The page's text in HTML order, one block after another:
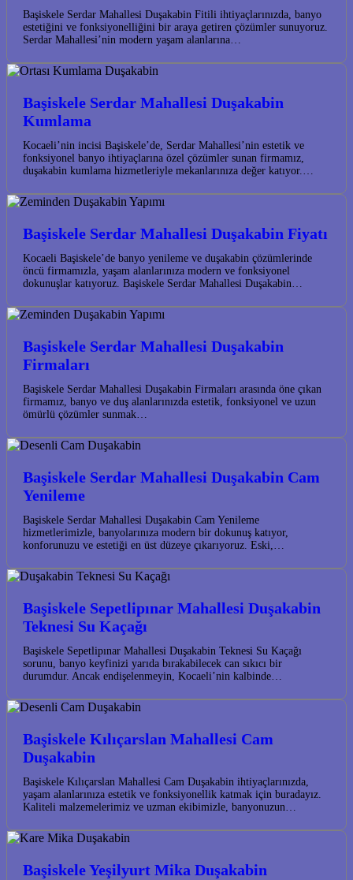
Başiskele Serdar Mahallesi Duşakabin Fitili ihtiyaçlarınızda, banyo
estetiğini ve fonksiyonelliğini bir araya getiren çözümler sunuyoruz.
Serdar Mahallesi’nin modern yaşam alanlarına…
Başiskele Serdar Mahallesi Duşakabin
Kumlama
Kocaeli’nin incisi Başiskele’de, Serdar Mahallesi’nin estetik ve
fonksiyonel banyo ihtiyaçlarına özel çözümler sunan firmamız,
duşakabin kumlama hizmetleriyle mekanlarınıza değer katıyor.…
Başiskele Serdar Mahallesi Duşakabin Fiyatı
Kocaeli Başiskele’de banyo yenileme ve duşakabin çözümlerinde
öncü firmamızla, yaşam alanlarınıza modern ve fonksiyonel
dokunuşlar katıyoruz. Başiskele Serdar Mahallesi Duşakabin…
Başiskele Serdar Mahallesi Duşakabin
Firmaları
Başiskele Serdar Mahallesi Duşakabin Firmaları arasında öne çıkan
firmamız, banyo ve duş alanlarınızda estetik, fonksiyonel ve uzun
ömürlü çözümler sunmak…
Başiskele Serdar Mahallesi Duşakabin Cam
Yenileme
Başiskele Serdar Mahallesi Duşakabin Cam Yenileme
hizmetlerimizle, banyolarınıza modern bir dokunuş katıyor,
konforunuzu ve estetiği en üst düzeye çıkarıyoruz. Eski,…
Başiskele Sepetlipınar Mahallesi Duşakabin
Teknesi Su Kaçağı
Başiskele Sepetlipınar Mahallesi Duşakabin Teknesi Su Kaçağı
sorunu, banyo keyfinizi yarıda bırakabilecek can sıkıcı bir
durumdur. Ancak endişelenmeyin, Kocaeli’nin kalbinde…
Başiskele Kılıçarslan Mahallesi Cam
Duşakabin
Başiskele Kılıçarslan Mahallesi Cam Duşakabin ihtiyaçlarınızda,
yaşam alanlarınıza estetik ve fonksiyonellik katmak için buradayız.
Kaliteli malzemelerimiz ve uzman ekibimizle, banyonuzun…
Başiskele Yeşilyurt Mika Duşakabin